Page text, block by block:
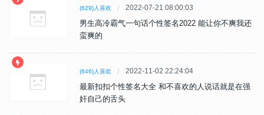
(629)人喜欢 2022-07-21 08:00:03
男生高冷霸气一句话个性签名2022 能让你不爽我还
蛮爽的
(646)人喜欢 2022-11-02 22:24:04
最新扣扣个性签名大全 和不喜欢的人说话就是在强
奸自己的舌头